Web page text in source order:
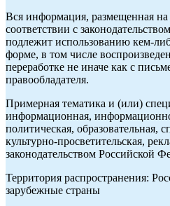
Вся информация, размещенная на
соответствии с
подлежит использованию кем-
форме, в том числе
переработке не иначе как с
правообладателя.
Примерная тематика и (или)
информационная,
политическая, образовательная,
культурно-просветительская,
законодательством Российской
Территория распространения:
зарубежные страны